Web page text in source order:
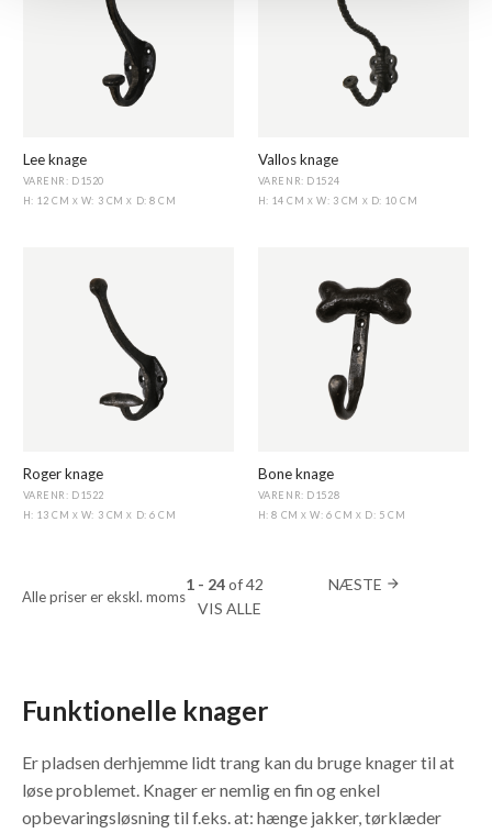
Lee knage
VARENR: D1520
H: 12 CM X W: 3 CMX D: 8 CM
Vallos knage
VARENR: D1524
H: 14 CM X W: 3 CM X D: 10 CM
Roger knage
VARENR: D1522
H: 13 CM X W: 3 CMX D: 6 CM
Bone knage
VARENR: D1528
H: 8 CMX W: 6 CM X D: 5 CM
Alle priser er ekskl. moms
1 - 24of42 NÆSTE arrow_forward
VIS ALLE
Funktionelle knager
Er pladsen derhjemme lidt trang kan du bruge knager til at
løse problemet. Knager er nemlig en fin og enkel
opbevaringsløsning til f.eks. at: hænge jakker, tørklæder